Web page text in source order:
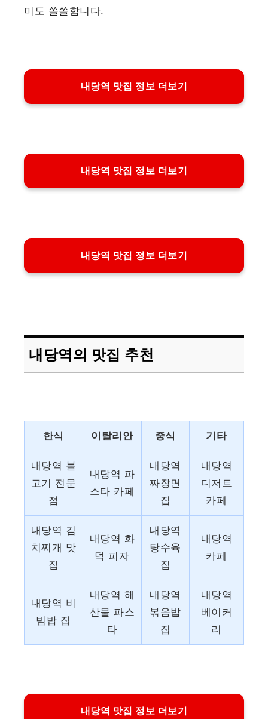
미도 쏠쏠합니다.
내당역 맛집 정보 더보기
내당역 맛집 정보 더보기
내당역 맛집 정보 더보기
내당역의 맛집 추천
한식 이탈리안 중식 기타
내당역 불
고기 전문
점
내당역 파
스타 카페
내당역
짜장면
집
내당역
디저트
카페
내당역 김
치찌개 맛
집
내당역 화
덕 피자
내당역
탕수육
집
내당역
카페
내당역 비
빔밥 집
내당역 해
산물 파스
타
내당역
볶음밥
집
내당역
베이커
리
내당역 맛집 정보 더보기